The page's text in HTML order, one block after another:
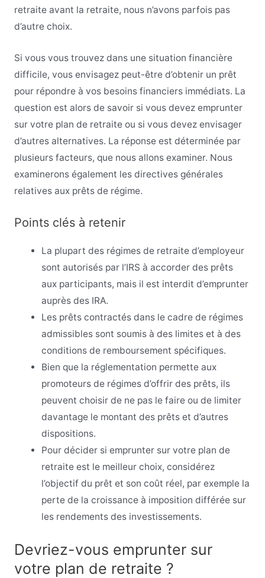
retraite avant la retraite, nous n’avons parfois pas
d’autre choix.
Si vous vous trouvez dans une situation financière
difficile, vous envisagez peut-être d’obtenir un prêt
pour répondre à vos besoins financiers immédiats. La
question est alors de savoir si vous devez emprunter
sur votre plan de retraite ou si vous devez envisager
d’autres alternatives. La réponse est déterminée par
plusieurs facteurs, que nous allons examiner. Nous
examinerons également les directives générales
relatives aux prêts de régime.
Points clés à retenir
La plupart des régimes de retraite d’employeur
sont autorisés par l’IRS à accorder des prêts
aux participants, mais il est interdit d’emprunter
auprès des IRA.
Les prêts contractés dans le cadre de régimes
admissibles sont soumis à des limites et à des
conditions de remboursement spécifiques.
Bien que la réglementation permette aux
promoteurs de régimes d’offrir des prêts, ils
peuvent choisir de ne pas le faire ou de limiter
davantage le montant des prêts et d’autres
dispositions.
Pour décider si emprunter sur votre plan de
retraite est le meilleur choix, considérez
l’objectif du prêt et son coût réel, par exemple la
perte de la croissance à imposition différée sur
les rendements des investissements.
Devriez-vous emprunter sur
votre plan de retraite ?